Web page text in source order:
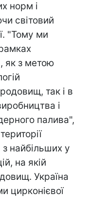
норм і
світовий
"Тому ми
як з метою
так і в
і
палива",
найбільших у
на якій
Україна
цирконієвої